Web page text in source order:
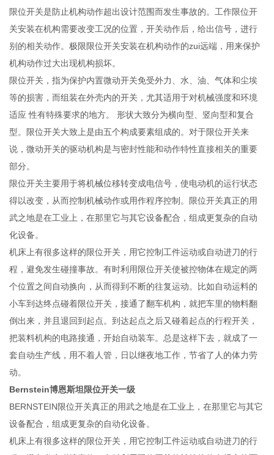
限位开关是防止机构动作超出设计范围而发生事故的。工作限位开
关安装在机构需要改变工况的位置，开关动作后，给出信号，进行
别的相关动作。极限限位开关安装在机构动作的zui远端，用来保护
机构动作过大出现机构损坏。
限位开关，指为保护内置微动开关免受外力、水、油、气体和尘埃
等的损害，而组装在外壳内的开关，尤其适用于对机械强度和环境
适应 性有特殊要求的地方。 形状大致分为横向型、竖向型和复合
型。限位开关大致上是由五个构成要素组成的。对于限位开关来
说，微动开关的驱动机构是与密封性能和动作特性直接相关的重要
部分。
限位开关主要用于将机械位移转变成电信号，使电动机的运行状态
得以改变，从而控制机械动作或用作程序控制。限位开关真正的用
武之地是在工业上，在那里它与其它设备配合，组成更复杂的自动
化设备。
机床上有很多这样的限位开关，用它控制工件运动或自动进刀的行
程，避免发生碰撞事故。有时利用限位开关使被控物体在规定的两
个位置之间自动换向，从而得到不断的往复运动。比如自动运料的
小车到达终点碰着限位开关，接通了翻车机构，就把车里的物料翻
倒出来，并且退回到起点。到达起点之后又碰着起点的行程开关，
把装料机构的电路接通，开始自动装车。总是这样下去，就成了一
套自动生产线，用不着人管，日以继夜地工作，节省了人的体力劳
动。
Bernstein博恩斯坦限位开关一级
BERNSTEIN限位开关真正的用武之地是在工业上，在那里它与其它
设备配合，组成更复杂的自动化设备。
机床上有很多这样的限位开关，用它控制工件运动或自动进刀的行